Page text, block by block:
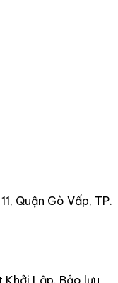
Quận Gò Vấp, TP.
Khởi Lập. Bảo lưu